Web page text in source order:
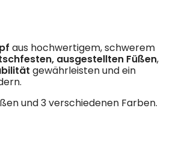
aus hochwertigem, schwerem
ausgestellten Füßen,
gewährleisten und ein
und 3 verschiedenen Farben.